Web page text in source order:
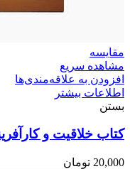
مقایسه
مشاهده سریع
افزودن به علاقه‌مندی‌ها
اطلاعات بیشتر
بستن
کتاب خلاقیت و
20,000 تومان